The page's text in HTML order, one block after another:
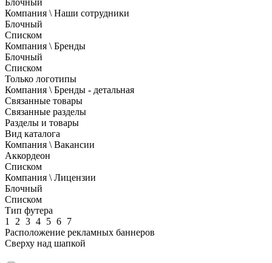
Блочный
Компания \ Наши сотрудники
Блочный
Списком
Компания \ Бренды
Блочный
Списком
Только логотипы
Компания \ Бренды - детальная
Связанные товары
Связанные разделы
Разделы и товары
Вид каталога
Компания \ Вакансии
Аккордеон
Списком
Компания \ Лицензии
Блочный
Списком
Тип футера
1
2 3 4 5 6 7
Расположение рекламных баннеров
Сверху над шапкой